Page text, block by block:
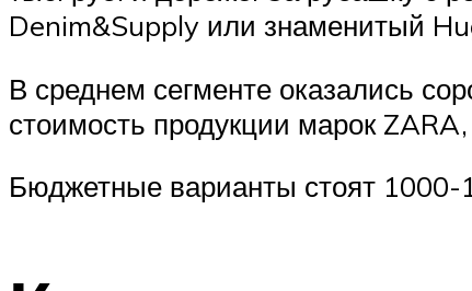
Denim&Supply или знаменитый
В среднем сегменте оказались
стоимость продукции марок
Бюджетные варианты стоят 1000-